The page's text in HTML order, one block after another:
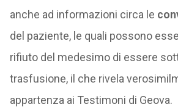
anche ad informazioni circa le
del paziente, le quali possono
rifiuto del medesimo di essere
trasfusione, il che rivela
appartenza ai Testimoni di Geova.